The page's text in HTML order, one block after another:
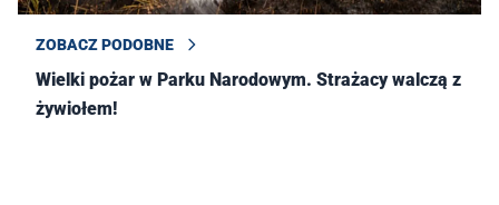
ZOBACZ PODOBNE
Wielki pożar w Parku Narodowym. Strażacy walczą z
żywiołem!